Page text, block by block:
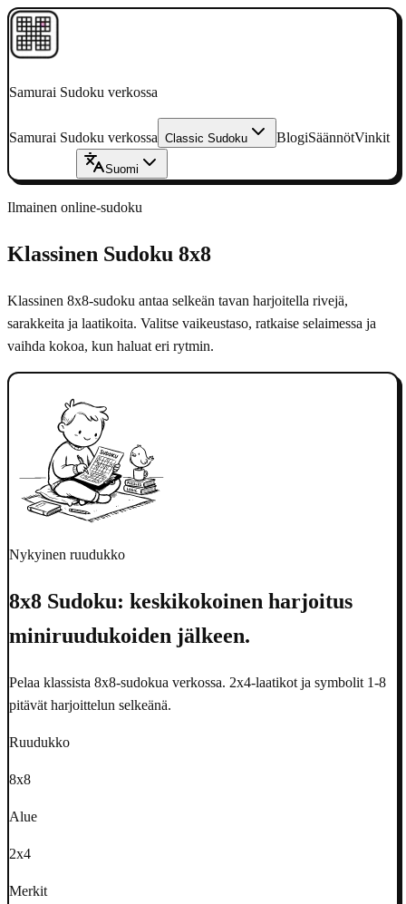
Samurai Sudoku verkossa
Samurai Sudoku verkossa Classic Sudoku BlogiSäännötVinkit
Pelaa nyt
Suomi
Ilmainen online-sudoku
Klassinen Sudoku 8x8
Klassinen 8x8-sudoku antaa selkeän tavan harjoitella rivejä,
sarakkeita ja laatikoita. Valitse vaikeustaso, ratkaise selaimessa ja
vaihda kokoa, kun haluat eri rytmin.
Nykyinen ruudukko
8x8 Sudoku: keskikokoinen harjoitus
miniruudukoiden jälkeen.
Pelaa klassista 8x8-sudokua verkossa. 2x4-laatikot ja symbolit 1-8
pitävät harjoittelun selkeänä.
Ruudukko
8x8
Alue
2x4
Merkit